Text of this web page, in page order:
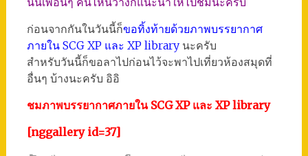
ก่อนจากกันในวันนี้ก็ขอทิ้งท้ายด้วยภาพบรรยากาศ
ภายใน SCG XP และ XP libraryนะครับ
สำหรับวันนี้ก็ขอลาไปก่อนไว้จะพาไปเที่ยวห้องสมุดที่
อื่นๆ บ้างนะครับ อิอิ
ชมภาพบรรยากาศภายใน SCG XP และ XP library
[nggallery id=37]